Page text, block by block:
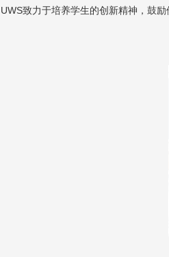
UWS致力于培养学生的创新精神，鼓